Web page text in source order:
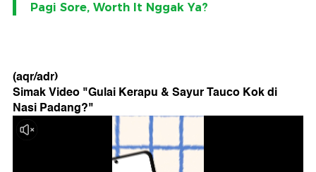
Pagi Sore, Worth It Nggak Ya?
(aqr/adr)
Simak Video "Gulai Kerapu & Sayur Tauco Kok di
Nasi Padang?"